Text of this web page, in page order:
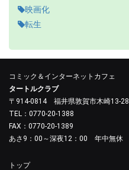
映画化
転生
コミック＆インターネットカフェ
タートルクラブ
〒914-0814 福井県敦賀市木崎13-28
TEL：0770-20-1388
FAX：0770-20-1389
あさ9：00～深夜12：00 年中無休
トップ